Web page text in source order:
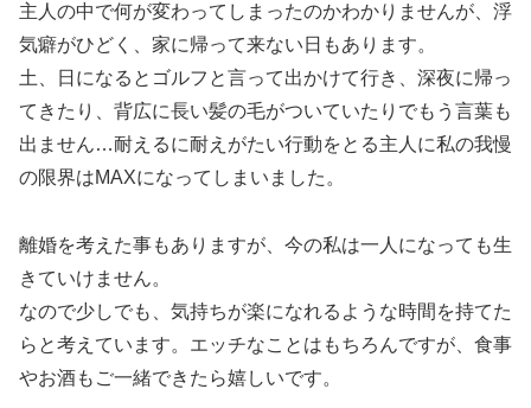
主人の中で何が変わってしまったのかわかりませんが、浮
気癖がひどく、家に帰って来ない日もあります。
土、日になるとゴルフと言って出かけて行き、深夜に帰っ
てきたり、背広に長い髪の毛がついていたりでもう言葉も
出ません…耐えるに耐えがたい行動をとる主人に私の我慢
の限界はMAXになってしまいました。
離婚を考えた事もありますが、今の私は一人になっても生
きていけません。
なので少しでも、気持ちが楽になれるような時間を持てた
らと考えています。エッチなことはもちろんですが、食事
やお酒もご一緒できたら嬉しいです。